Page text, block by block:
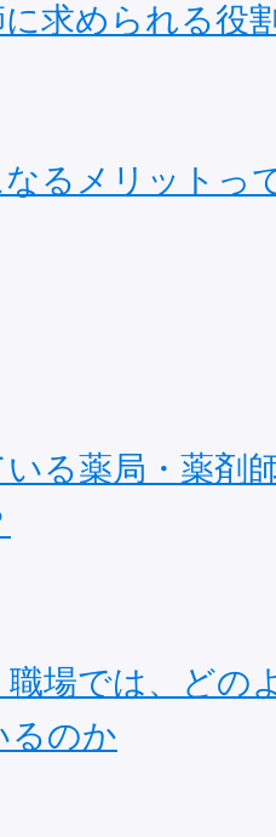
求められる役
るメリットっ
る薬局・薬剤
場では、どの
るのか